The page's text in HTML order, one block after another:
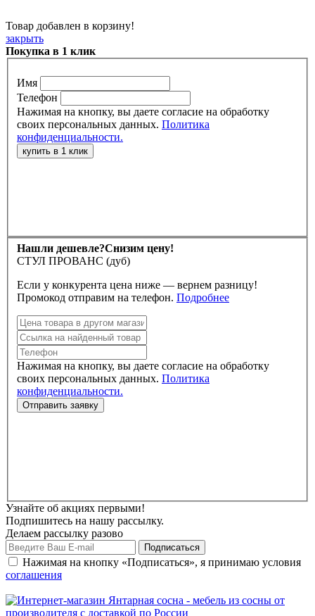
Товар добавлен в корзину!
закрыть
Покупка в 1 клик
Имя
Телефон
Нажимая на кнопку, вы даете согласие на обработку
своих персональных данных. Политика
конфиденциальности.
Нашли дешевле?Снизим цену!
СТУЛ ПРОВАНС (дуб)
Если у конкурента цена ниже — вернем разницу!
Промокод отправим на телефон. Подробнее
Нажимая на кнопку, вы даете согласие на обработку
своих персональных данных. Политика
конфиденциальности.
Узнайте об акциях первыми!
Подпишитесь на нашу рассылку.
Делаем рассылку разово
Нажимая на кнопку «Подписаться», я принимаю условия
соглашения